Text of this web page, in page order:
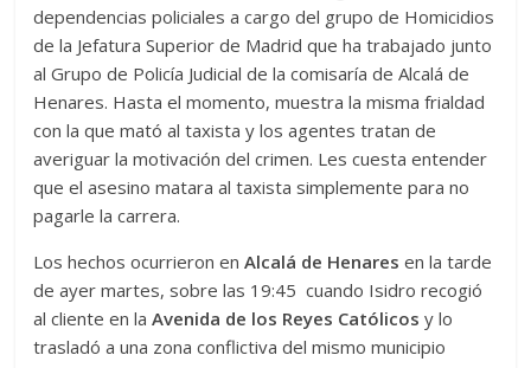
dependencias policiales a cargo del grupo de Homicidios
de la Jefatura Superior de Madrid que ha trabajado junto
al Grupo de Policía Judicial de la comisaría de Alcalá de
Henares. Hasta el momento, muestra la misma frialdad
con la que mató al taxista y los agentes tratan de
averiguar la motivación del crimen. Les cuesta entender
que el asesino matara al taxista simplemente para no
pagarle la carrera.
Los hechos ocurrieron enAlcalá de Henares en la tarde
de ayer martes, sobre las 19:45 cuando Isidro recogió
al cliente en laAvenida de los Reyes Católicosy lo
trasladó a una zona conflictiva del mismo municipio